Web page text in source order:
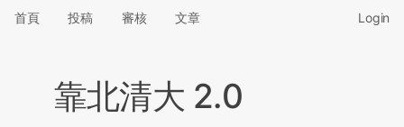
首頁 投稿 審核 文章 Login
靠北清大 2.0